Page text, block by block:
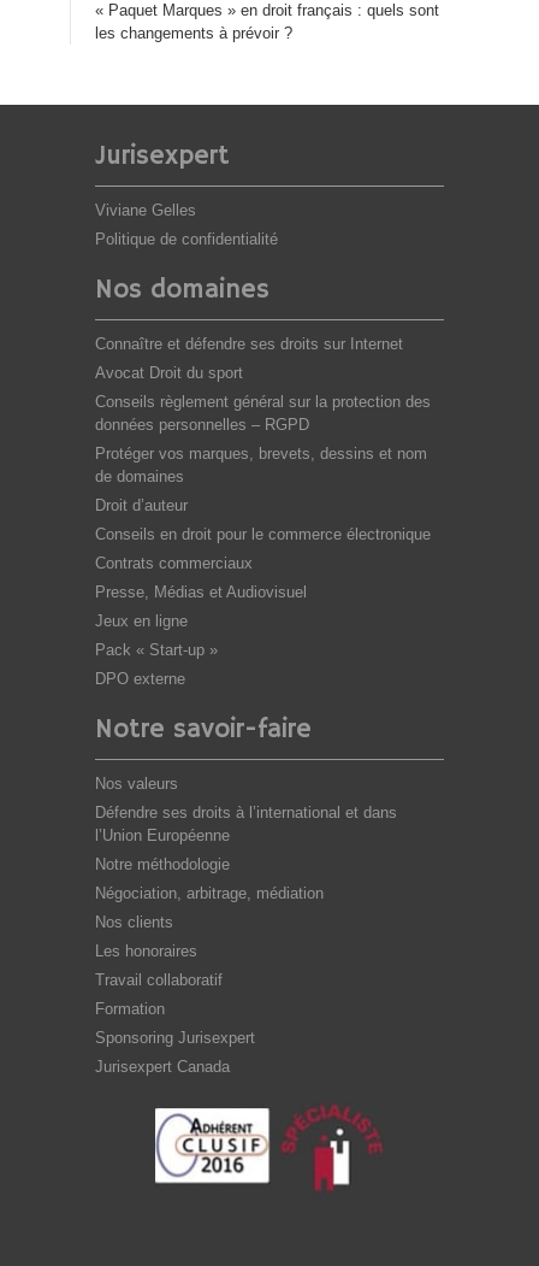
« Paquet Marques » en droit français : quels sont
les changements à prévoir ?
Jurisexpert
Viviane Gelles
Politique de confidentialité
Nos domaines
Connaître et défendre ses droits sur Internet
Avocat Droit du sport
Conseils règlement général sur la protection des
données personnelles – RGPD
Protéger vos marques, brevets, dessins et nom
de domaines
Droit d’auteur
Conseils en droit pour le commerce électronique
Contrats commerciaux
Presse, Médias et Audiovisuel
Jeux en ligne
Pack « Start-up »
DPO externe
Notre savoir-faire
Nos valeurs
Défendre ses droits à l’international et dans
l’Union Européenne
Notre méthodologie
Négociation, arbitrage, médiation
Nos clients
Les honoraires
Travail collaboratif
Formation
Sponsoring Jurisexpert
Jurisexpert Canada